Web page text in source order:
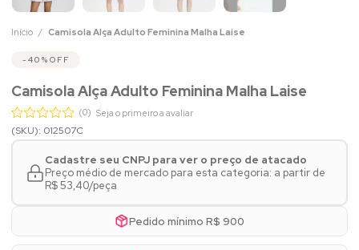
Início Camisola Alça Adulto Feminina Malha Laise
40% OFF
Camisola Alça Adulto Feminina Malha Laise
(0) Seja o primeiro a avaliar
(SKU): 012507C
Cadastre seu CNPJ para ver o preço de atacado
Preço médio de mercado para esta categoria: a partir de
R$ 53,40/peça
Pedido mínimo R$ 900